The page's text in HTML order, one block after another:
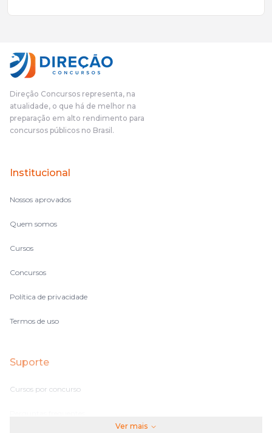
mais excelentes cargos da administração pública.Eu sempre
fundamental na minha derrota no ano passado para que eu
pudesse enxergar o que eu errei e corrigir minha rota.E além
das aulas vocês(Direção Concursos), que fizeram um
o aluno, além de ter que estudar, ele tem que perder tempo
fazendo um cronograma, num pós- edital é muito
complicado, é uma avalanche de informação, então vocês
terem feito isso é muito bacana, porque quando eu me sentia
no volume de matérias.
Direção Concursos representa, na
atualidade, o que há de melhor na
preparação em alto rendimento para
concursos públicos no Brasil.
Institucional
Nossos aprovados
Quem somos
Cursos
Concursos
Política de privacidade
Termos de uso
Suporte
Cursos por concurso
Ver mais